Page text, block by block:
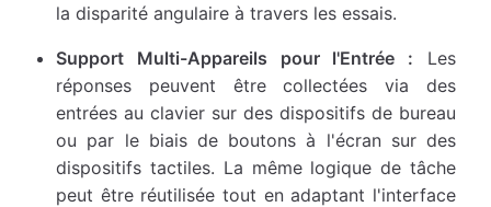
la disparité angulaire à travers les essais.
Support Multi-Appareils pour l'Entrée : Les
réponses peuvent être collectées via des
entrées au clavier sur des dispositifs de bureau
ou par le biais de boutons à l'écran sur des
dispositifs tactiles. La même logique de tâche
peut être réutilisée tout en adaptant l'interface